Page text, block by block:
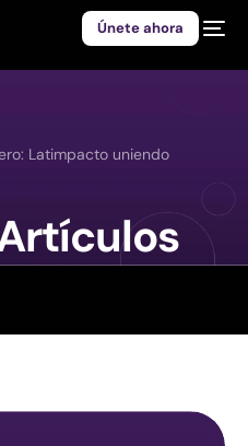
Únete ahora
Latimpacto uniendo